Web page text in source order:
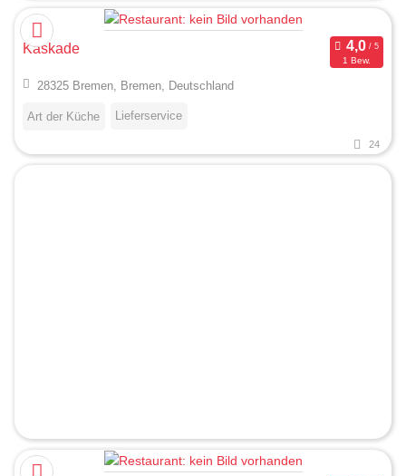
Kaskade
1 Bew.
28325 Bremen, Bremen, Deutschland
Art der Küche Lieferservice
24